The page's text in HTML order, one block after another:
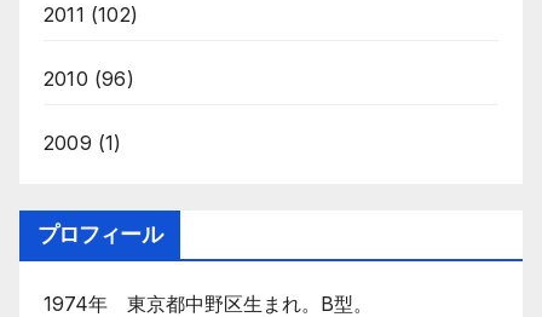
2011 (102)
2010 (96)
2009 (1)
プロフィール
1974年 東京都中野区生まれ。B型。